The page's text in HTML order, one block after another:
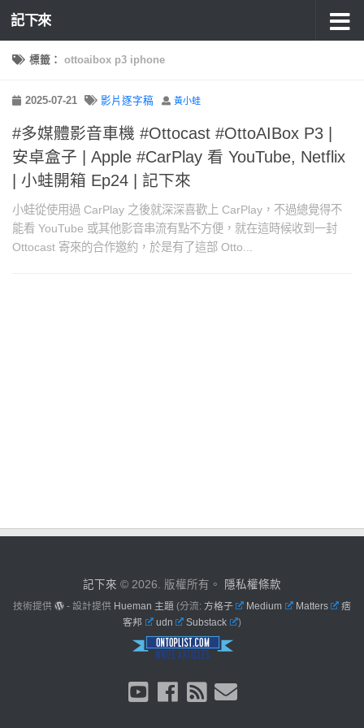
記下來
標籤： ottoaibox p3 iphone
2025-07-21 影片逐字稿 黃小蛙
#多媒體影音車機 #Ottocast #OttoAIBox P3 |
安卓盒子 | Apple #CarPlay 看 YouTube, Netflix
| 小蛙開箱 Ep24 | 記下來
小蛙從使用過 CarPlay 之後就深深喜歡上 CarPlay，不過總覺得不
能看 YouTube 或其他影音串流有點不方便，就在這時候收到一封
Ottocast 寄來的合作邀約，於是有了這部 Otto...
記下來 © 2026. 版權所有。 隱私權條款
技術提供 - 設計提供 Hueman 主題 (分流: 方格子 Medium Matters
痞
客邦
udn Substack )